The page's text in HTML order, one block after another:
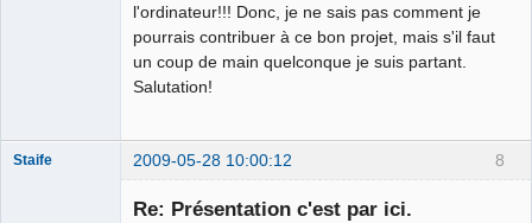
l'ordinateur!!! Donc, je ne sais pas comment je
pourrais contribuer à ce bon projet, mais s'il faut
un coup de main quelconque je suis partant.
Salutation!
8
Staife 2009-05-28 10:00:12
Re: Présentation c'est par ici.